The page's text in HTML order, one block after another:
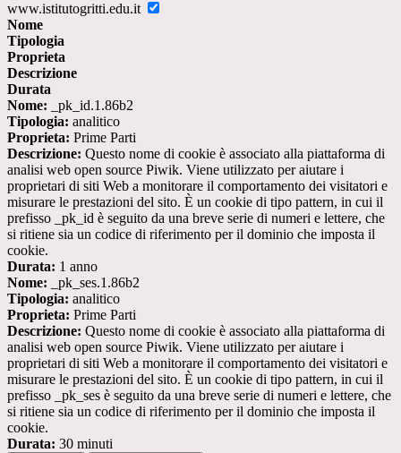
www.istitutogritti.edu.it
Nome
Tipologia
Proprieta
Descrizione
Durata
Nome: _pk_id.1.86b2
Tipologia: analitico
Proprieta: Prime Parti
Descrizione: Questo nome di cookie è associato alla piattaforma di
analisi web open source Piwik. Viene utilizzato per aiutare i
proprietari di siti Web a monitorare il comportamento dei visitatori e
misurare le prestazioni del sito. È un cookie di tipo pattern, in cui il
prefisso _pk_id è seguito da una breve serie di numeri e lettere, che
si ritiene sia un codice di riferimento per il dominio che imposta il
cookie.
Durata: 1 anno
Nome: _pk_ses.1.86b2
Tipologia: analitico
Proprieta: Prime Parti
Descrizione: Questo nome di cookie è associato alla piattaforma di
analisi web open source Piwik. Viene utilizzato per aiutare i
proprietari di siti Web a monitorare il comportamento dei visitatori e
misurare le prestazioni del sito. È un cookie di tipo pattern, in cui il
prefisso _pk_ses è seguito da una breve serie di numeri e lettere, che
si ritiene sia un codice di riferimento per il dominio che imposta il
cookie.
Durata: 30 minuti